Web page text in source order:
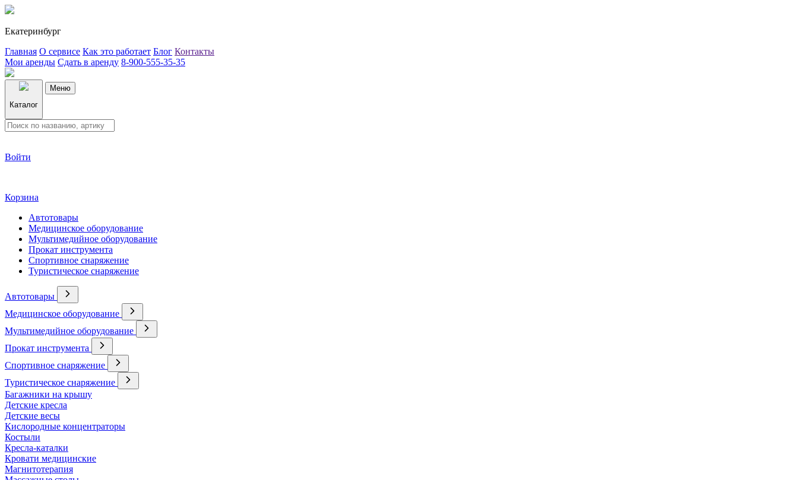
Екатеринбург
Главная О сервисе Как это работает Блог Контакты
Мои аренды Сдать в аренду 8-900-555-35-35
Каталог
Меню
Войти
Корзина
Автотовары
Медицинское оборудование
Мультимедийное оборудование
Прокат инструмента
Спортивное снаряжение
Туристическое снаряжение
Автотовары
Медицинское оборудование
Мультимедийное оборудование
Прокат инструмента
Спортивное снаряжение
Туристическое снаряжение
Багажники на крышу
Детские кресла
Детские весы
Кислородные концентраторы
Костыли
Кресла-каталки
Кровати медицинские
Магнитотерапия